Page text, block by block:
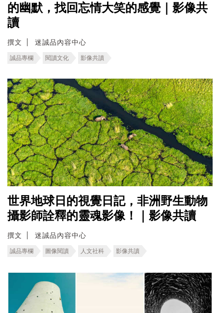
的幽默，找回忘情大笑的感覺｜影像共
讀
撰文 迷誠品內容中心
誠品專欄 閱讀文化 影像共讀
世界地球日的視覺日記，非洲野生動物
攝影師詮釋的靈魂影像！｜影像共讀
撰文 迷誠品內容中心
誠品專欄 圖像閱讀 人文社科 影像共讀